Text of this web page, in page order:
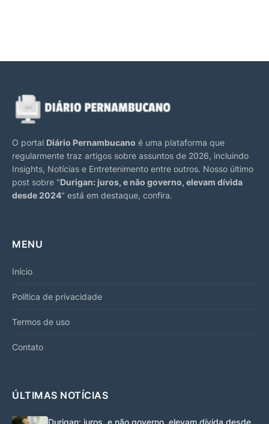
O portal Diário Pernambucano é uma plataforma que
regularmente traz artigos sobre assuntos de 2026, incluindo
Insights, Notícias e Entretenimento entre outros. Nosso último
post sobre "Durigan: juros, e não governo, elevam dívida
desde 2024" está em destaque, confira.
MENU
Início
Política de privacidade
Termos de uso
Contato
ÚLTIMAS NOTÍCIAS
Durigan: juros, e não governo, elevam dívida desde